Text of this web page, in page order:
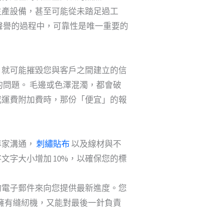
設備，甚至可能從未踏足過工
的過程中，可靠性是唯一重要的
可能摧毀您與客戶之間建立的信
題。 毛邊或色澤混濁，都會破
費附加費時，那份「便宜」的報
家溝通，刺繡貼布 以及線材與不
字大小增加 10%，以確保您的標
子郵件來向您提供最新進度。您
縫紉機，又能對最後一針負責